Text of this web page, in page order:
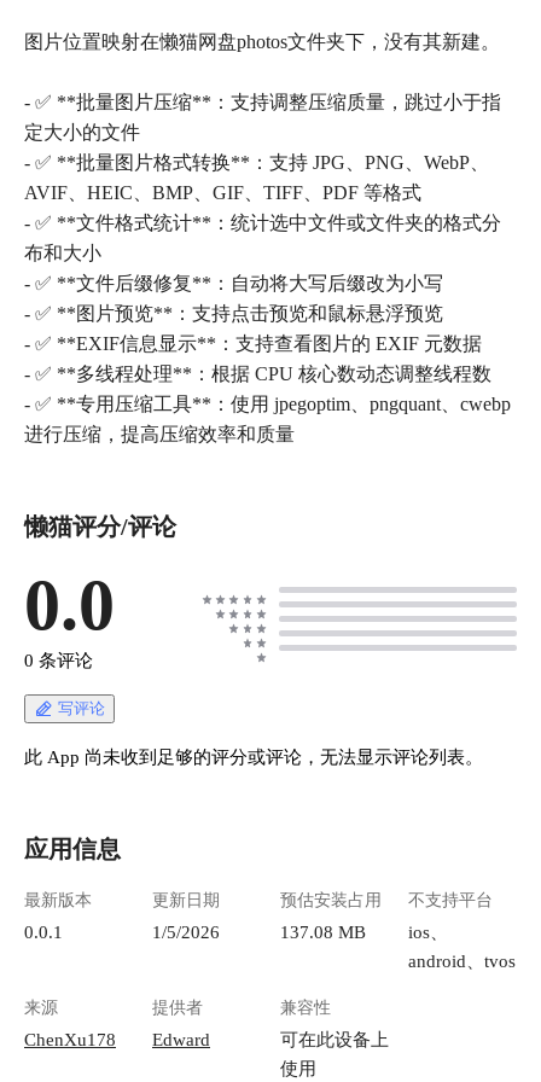
图片位置映射在懒猫网盘photos文件夹下，没有其新建。
- ✅ **批量图片压缩**：支持调整压缩质量，跳过小于指
定大小的文件
- ✅ **批量图片格式转换**：支持 JPG、PNG、WebP、
AVIF、HEIC、BMP、GIF、TIFF、PDF 等格式
- ✅ **文件格式统计**：统计选中文件或文件夹的格式分
布和大小
- ✅ **文件后缀修复**：自动将大写后缀改为小写
- ✅ **图片预览**：支持点击预览和鼠标悬浮预览
- ✅ **EXIF信息显示**：支持查看图片的 EXIF 元数据
- ✅ **多线程处理**：根据 CPU 核心数动态调整线程数
- ✅ **专用压缩工具**：使用 jpegoptim、pngquant、cwebp
进行压缩，提高压缩效率和质量
懒猫评分/评论
0.0
0 条评论
写评论
此 App 尚未收到足够的评分或评论，无法显示评论列表。
应用信息
最新版本
0.0.1
更新日期
1/5/2026
预估安装占用
137.08 MB
不支持平台
ios、
android、tvos
来源
ChenXu178
提供者
Edward
兼容性
可在此设备上
使用